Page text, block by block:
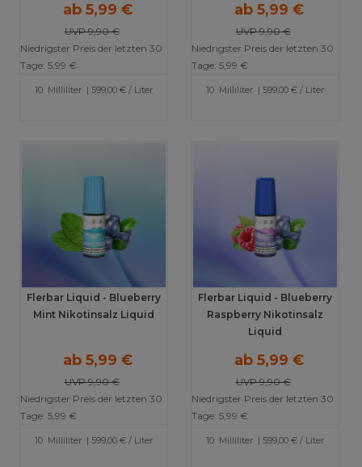
UVP 9,90 €
ab 5,99 €
Niedrigster Preis der letzten 30
Tage: 5,99 €
10 Milliliter | 599,00 € / Liter
UVP 9,90 €
ab 5,99 €
Niedrigster Preis der letzten 30
Tage: 5,99 €
10 Milliliter | 599,00 € / Liter
Flerbar Liquid - Blueberry
Mint Nikotinsalz Liquid
UVP 9,90 €
ab 5,99 €
Niedrigster Preis der letzten 30
Tage: 5,99 €
10 Milliliter | 599,00 € / Liter
Flerbar Liquid - Blueberry
Raspberry Nikotinsalz
Liquid
UVP 9,90 €
ab 5,99 €
Niedrigster Preis der letzten 30
Tage: 5,99 €
10 Milliliter | 599,00 € / Liter